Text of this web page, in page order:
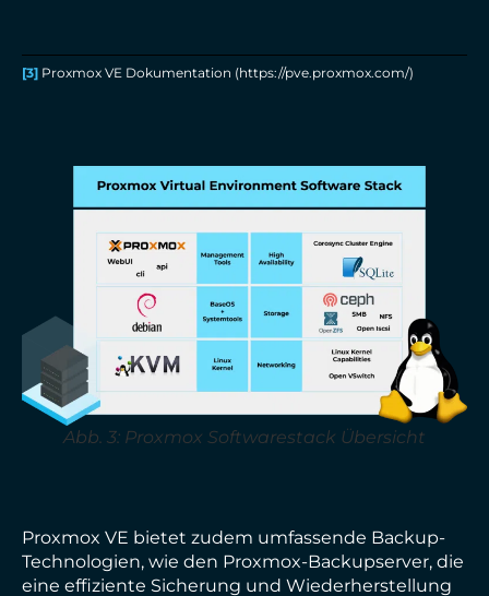
[3] Proxmox VE Dokumentation (https://pve.proxmox.com/)
Abb. 3: Proxmox Softwarestack Übersicht
Proxmox VE bietet zudem umfassende Backup-
Technologien, wie den Proxmox-Backupserver, die
eine effiziente Sicherung und Wiederherstellung